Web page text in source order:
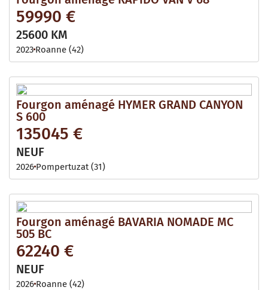
59990 €
25600 KM
2023 Roanne (42)
Fourgon aménagé HYMER GRAND CANYON
S 600
135045 €
NEUF
2026 Pompertuzat (31)
Fourgon aménagé BAVARIA NOMADE MC
505 BC
62240 €
NEUF
2026 Roanne (42)